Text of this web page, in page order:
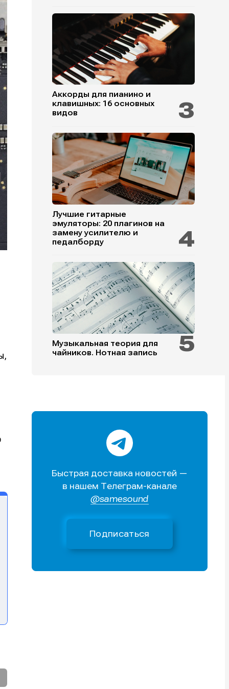
Аккорды для пианино и
клавишных: 16 основных
видов
Лучшие гитарные
эмуляторы: 20 плагинов на
замену усилителю и
педалборду
Музыкальная теория для
чайников. Нотная запись
Быстрая доставка новостей —
в нашем Телеграм-канале
@samesound
Подписаться